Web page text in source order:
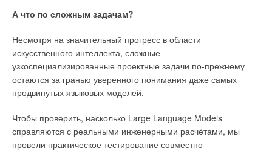
А что по сложным задачам?
Несмотря на значительный прогресс в области
искусственного интеллекта, сложные
узкоспециализированные проектные задачи по-прежнему
остаются за гранью уверенного понимания даже самых
продвинутых языковых моделей.
Чтобы проверить, насколько Large Language Models
справляются с реальными инженерными расчётами, мы
провели практическое тестирование совместно
электрофлотации на основе экспериментальных данных
Комментарии